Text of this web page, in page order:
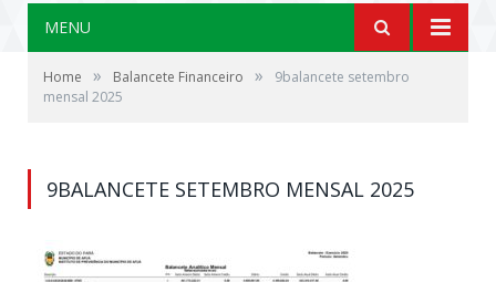
MENU
Home » Balancete Financeiro »
9balancete setembro
mensal 2025
9BALANCETE SETEMBRO MENSAL 2025